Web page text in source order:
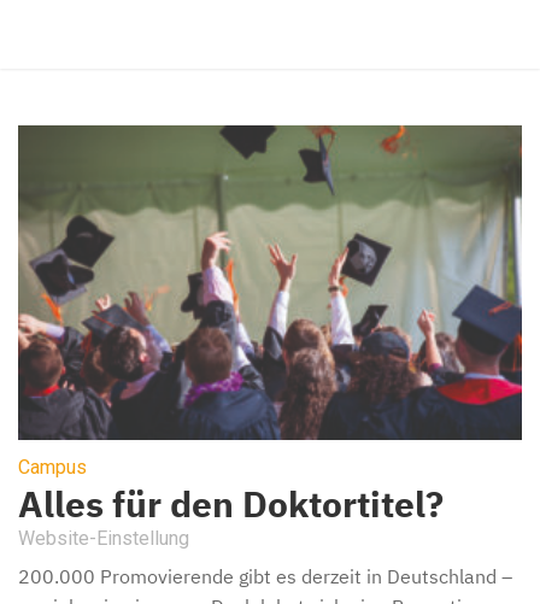
Campus
Alles für den Doktortitel?
Website-Einstellung
200.000 Promovierende gibt es derzeit in Deutschland –